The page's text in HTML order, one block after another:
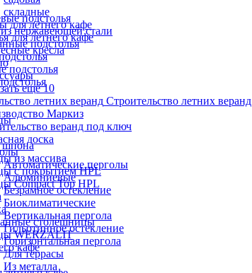
складные
для летнего кафе
для летнего кафе
кресла
ещё 10
Строительство летних веранд
Маркиз
веранд под ключ
доска
Автоматические перголы
Алюминиевые
Безрамное остекление
Биоклиматические
Вертикальная пергола
Гильотинное остекление
Горизонтальная пергола
Для террасы
Из металла
подстолья
нержавеющей стали
подстолья
подстолья
шпона
из массива
с покрытием HPL
Сompact Top HPL
столешницы
WERZALIT
кафе